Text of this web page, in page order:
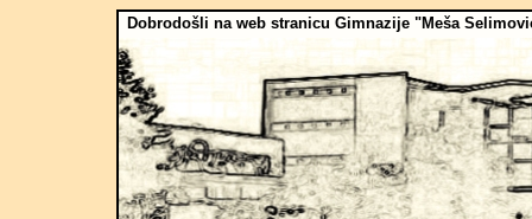
Dobrodošli na web stranicu Gimnazije "Meša